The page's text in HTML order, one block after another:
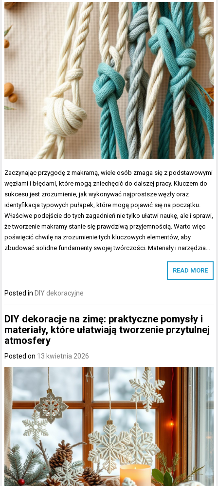
Zaczynając przygodę z makramą, wiele osób zmaga się z podstawowymi
węzłami i błędami, które mogą zniechęcić do dalszej pracy. Kluczem do
sukcesu jest zrozumienie, jak wykonywać najprostsze węzły oraz
identyfikacja typowych pułapek, które mogą pojawić się na początku.
Właściwe podejście do tych zagadnień nie tylko ułatwi naukę, ale i sprawi,
że tworzenie makramy stanie się prawdziwą przyjemnością. Warto więc
poświęcić chwilę na zrozumienie tych kluczowych elementów, aby
zbudować solidne fundamenty swojej twórczości. Materiały i narzędzia…
READ MORE
Posted in DIY dekoracyjne
DIY dekoracje na zimę: praktyczne pomysły i
materiały, które ułatwiają tworzenie przytulnej
atmosfery
Posted on 13 kwietnia 2026